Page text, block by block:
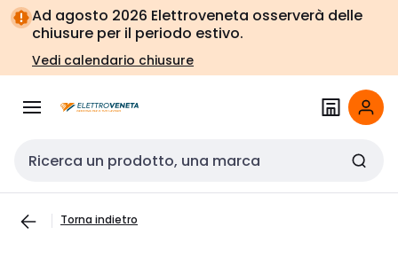
Vai alla
navigazione
Vai
alla
pagina
Ad agosto 2026 Elettroveneta osserverà delle
chiusure per il periodo estivo.
Vedi calendario chiusure
Cerca input
Torna indietro